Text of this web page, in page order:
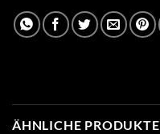
ÄHNLICHE PRODUKTE